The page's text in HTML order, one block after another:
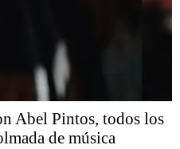
Abel Pintos, todos los
de música